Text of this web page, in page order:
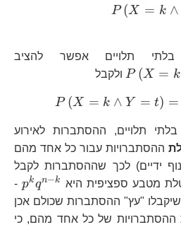
P (X = k ∧
X,Y
תלויים אפשר להציב
P (X = k ולקבל
P (X = k ∧ Y = t) =
תלויים, ההסתברות לאירוע
ההסתברויות עבור כל אחד מהם
ידיים) לכך שההסתברות לקבל
k מטבע ספציפית היא pkqn−k
-
k
"עץ" ההסתברות שכולם אכן
p^{k}של כל אחד מהם, כי